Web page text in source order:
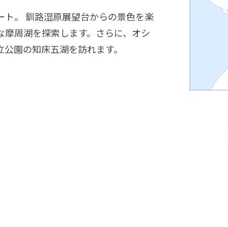
。 釧路湿原展望台からの景色を楽
周湖を探索します。さらに、オシ
園の知床五湖を訪れます。